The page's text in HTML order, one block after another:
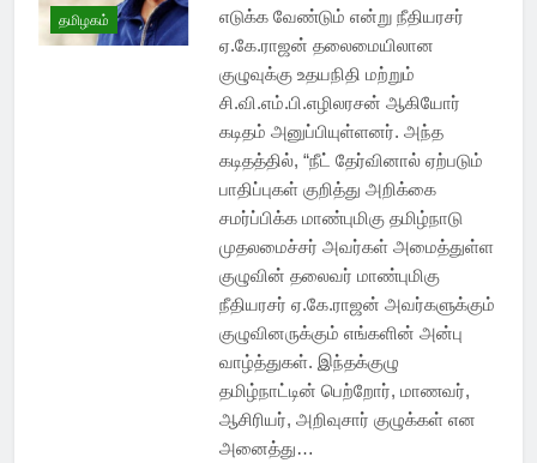
தமிழகம்
எடுக்க வேண்டும் என்று நீதியரசர்
ஏ.கே.ராஜன் தலைமையிலான
குழுவுக்கு உதயநிதி மற்றும்
சி.வி.எம்.பி.எழிலரசன் ஆகியோர்
கடிதம் அனுப்பியுள்ளனர். அந்த
கடிதத்தில், “நீட் தேர்வினால் ஏற்படும்
பாதிப்புகள் குறித்து அறிக்கை
சமர்ப்பிக்க மாண்புமிகு தமிழ்நாடு
முதலமைச்சர் அவர்கள் அமைத்துள்ள
குழுவின் தலைவர் மாண்புமிகு
நீதியரசர் ஏ.கே.ராஜன் அவர்களுக்கும்
குழுவினருக்கும் எங்களின் அன்பு
வாழ்த்துகள். இந்தக்குழு
தமிழ்நாட்டின் பெற்றோர், மாணவர்,
ஆசிரியர், அறிவுசார் குழுக்கள் என
அனைத்து…